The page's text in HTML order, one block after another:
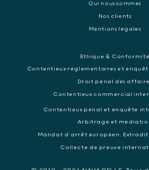
Qui nous sommes
Nos clients
Mentions légales
Ethique & Conformité
Contentieux réglementaires et
Droit pénal des
Contentieux commercial
Contentieux pénal et enquête
Arbitrage et
Mandat d’arrêt européen,
Collecte de preuve